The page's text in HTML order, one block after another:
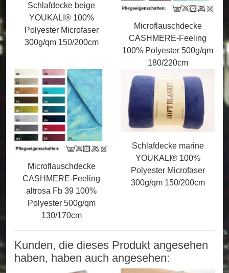
Schlafdecke beige
YOUKALI® 100%
Polyester Microfaser
300g/qm 150/200cm
Microflauschdecke
CASHMERE-Feeling
100% Polyester 500g/qm
180/220cm
Microflauschdecke
CASHMERE-Feeling
altrosa Fb 39 100%
Polyester 500g/qm
130/170cm
Schlafdecke marine
YOUKALI® 100%
Polyester Microfaser
300g/qm 150/200cm
Kunden, die dieses Produkt angesehen
haben, haben auch angesehen: